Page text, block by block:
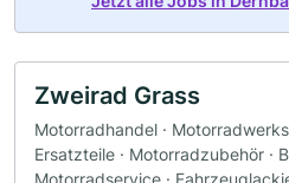
Zweirad Grass
Motorradhandel ·
Ersatzteile · Motorradzubehör ·